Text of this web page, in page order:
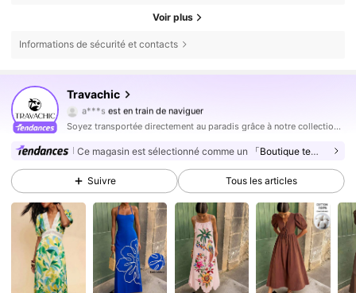
Voir plus
Informations de sécurité et contacts
Travachic
4,75
1.1M Suiveurs
a***s est en train de naviguer
4,75
1.1M Suiveurs
4,75 1.1M Suiveurs
4,75 1.1M Suiveurs
4,75 1.1M Suiveurs
1.1M Suiveurs
1.1M Suiveurs
4,75 1.1M Suiveurs
Soyez transportée directement au paradis grâce à notre collection inspirée des tropiques.
Ce magasin est sélectionné comme un 「Boutique tendance」
Suivre Tous les articles